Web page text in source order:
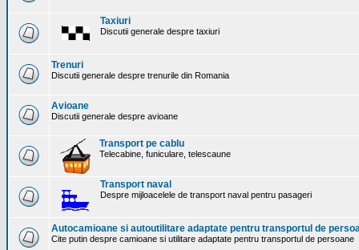
Taxiuri
Discutii generale despre taxiuri
Trenuri
Discutii generale despre trenurile din Romania
Avioane
Discutii generale despre avioane
Transport pe cablu
Telecabine, funiculare, telescaune
Transport naval
Despre mijloacelele de transport naval pentru pasageri
Autocamioane si autoutilitare adaptate pentru transportul de
Cite putin despre camioane si utilitare adaptate pentru transportul de persoane